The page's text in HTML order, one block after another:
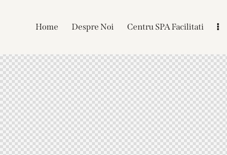
Home Despre Noi Centru SPA Facilitati